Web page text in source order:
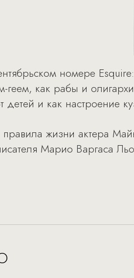
номере
геем, как рабы и
и как настроение
правила жизни актера
Марио Варгаса